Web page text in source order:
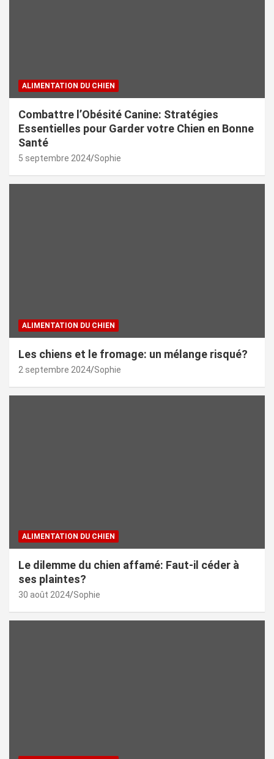
ALIMENTATION DU CHIEN
Combattre l’Obésité Canine: Stratégies
Essentielles pour Garder votre Chien en Bonne
Santé
5 septembre 2024 Sophie
ALIMENTATION DU CHIEN
Les chiens et le fromage: un mélange risqué?
2 septembre 2024 Sophie
ALIMENTATION DU CHIEN
Le dilemme du chien affamé: Faut-il céder à
ses plaintes?
30 août 2024 Sophie